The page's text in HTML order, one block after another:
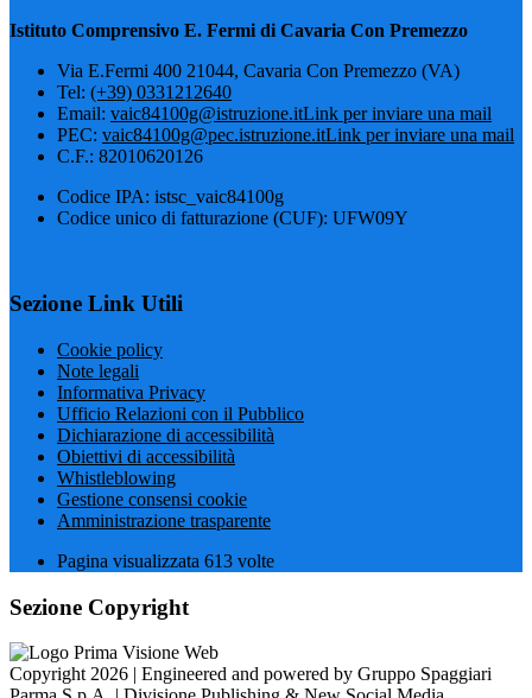
Istituto Comprensivo E. Fermi di Cavaria Con Premezzo
Via E.Fermi 400 21044, Cavaria Con Premezzo (VA)
Tel: (+39) 0331212640
Email: vaic84100g@istruzione.itLink per inviare una mail
PEC: vaic84100g@pec.istruzione.itLink per inviare una mail
C.F.: 82010620126
Codice IPA: istsc_vaic84100g
Codice unico di fatturazione (CUF): UFW09Y
Sezione Link Utili
Cookie policy
Note legali
Informativa Privacy
Ufficio Relazioni con il Pubblico
Dichiarazione di accessibilità
Obiettivi di accessibilità
Whistleblowing
Gestione consensi cookie
Amministrazione trasparente
Pagina visualizzata 613 volte
Sezione Copyright
Copyright 2026 | Engineered and powered by Gruppo Spaggiari